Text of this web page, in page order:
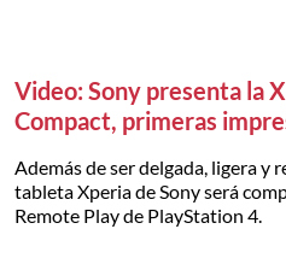
Video: Sony presenta la
Compact, primeras
Además de ser delgada, ligera y
tableta Xperia de Sony será
Remote Play de PlayStation 4.